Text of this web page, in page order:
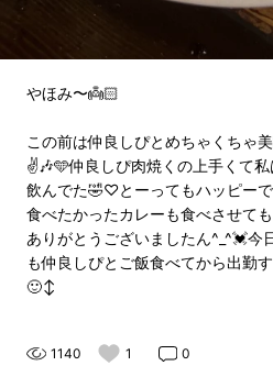
やほみ〜👼🏻
この前は仲良しぴとめちゃくちゃ
✌🎶🩵仲良しぴ肉焼くの上手くて
飲んでた🤣♡とーってもハッピーで
食べたかったカレーも食べさせて
ありがとうございましたん^_^💓今
も仲良しぴとご飯食べてから出勤
🙂‍↕️
1140 1 0